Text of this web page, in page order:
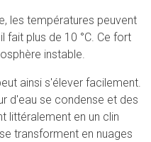
les températures peuvent
fait plus de 10 °C. Ce fort
instable.
ainsi s'élever facilement.
d'eau se condense et des
littéralement en un clin
transforment en nuages